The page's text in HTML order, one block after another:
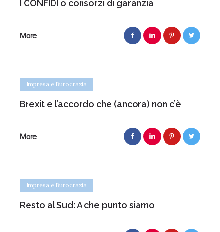
I CONFIDI o consorzi di garanzia
More
Impresa e Burocrazia
Brexit e l’accordo che (ancora) non c’è
More
Impresa e Burocrazia
Resto al Sud: A che punto siamo